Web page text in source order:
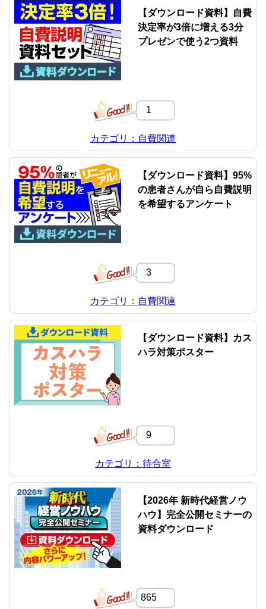
【ダウンロード資料】自費
決定率が3倍に増える3分
プレゼンで使う2つ資料
1
カテゴリ：自費関連
【ダウンロード資料】95%
の患者さんが自ら自費説明
を希望するアンケート
3
カテゴリ：自費関連
【ダウンロード資料】カス
ハラ対策ポスター
9
カテゴリ：待合室
【2026年 新時代経営ノウ
ハウ】完全公開セミナーの
資料ダウンロード
865